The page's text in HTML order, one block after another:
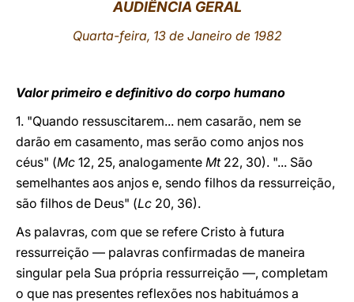
AUDIÊNCIA GERAL
Quarta-feira, 13 de Janeiro de 1982
Valor primeiro e definitivo do corpo humano
1. "Quando ressuscitarem... nem casarão, nem se
darão em casamento, mas serão como anjos nos
céus" (Mc 12, 25, analogamente Mt22, 30). "... São
semelhantes aos anjos e, sendo filhos da ressurreição,
são filhos de Deus" (Lc 20, 36).
As palavras, com que se refere Cristo à futura
ressurreição — palavras confirmadas de maneira
singular pela Sua própria ressurreição —, completam
o que nas presentes reflexões nos habituámos a